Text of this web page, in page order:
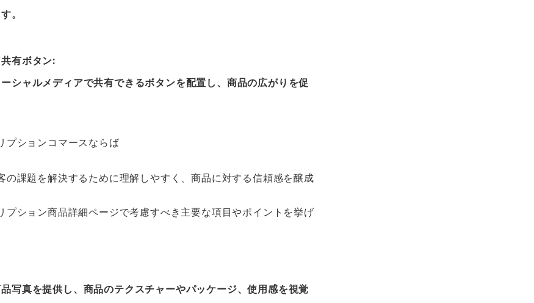
。
有ボタン:
シャルメディアで共有できるボタンを配置し、商品の広がりを促
プションコマースならば
の課題を解決するために理解しやすく、商品に対する信頼感を醸成
プション商品詳細ページで考慮すべき主要な項目やポイントを挙げ
写真を提供し、 商品のテクスチャーやパッケージ、使用感を視覚